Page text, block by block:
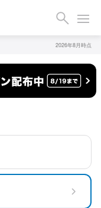
2026年8月時点